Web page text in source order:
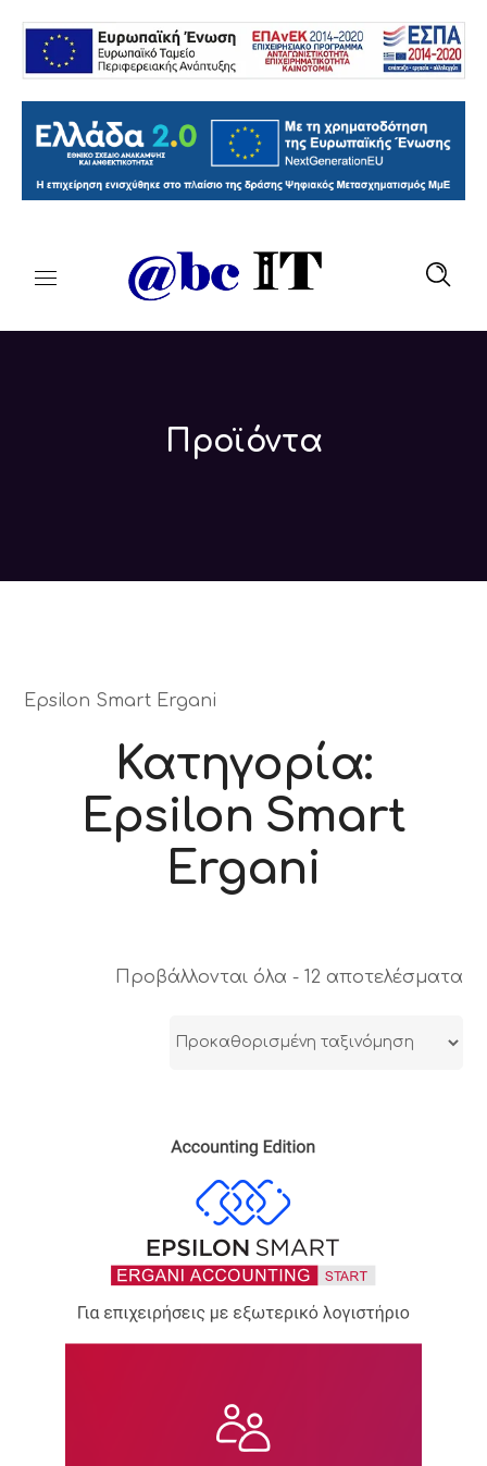
Προϊόντα
Epsilon Smart Ergani
Κατηγορία:
Epsilon Smart
Ergani
Προβάλλονται όλα - 12 αποτελέσματα